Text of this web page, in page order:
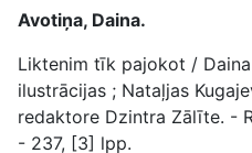
Avotiņa, Daina.
Liktenim tīk pajokot /
ilustrācijas ; Nataļjas
redaktore Dzintra Zālīte. -
- 237, [3] lpp.